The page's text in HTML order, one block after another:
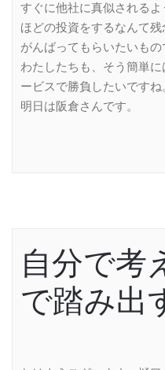
すぐに他社に真似される
ほどの投資をするなんて残
がんばってもらいたいもの
わたしたちも、そう簡単
ービスで勝負したいですね
明日は阪倉さんです。
自分で考
で踏み出